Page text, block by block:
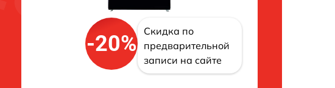
-20%
Скидка по
предварительной
записи на сайте